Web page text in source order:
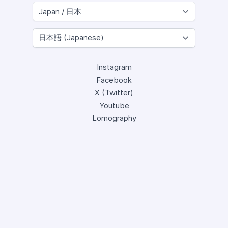
Instagram
Facebook
X (Twitter)
Youtube
Lomography